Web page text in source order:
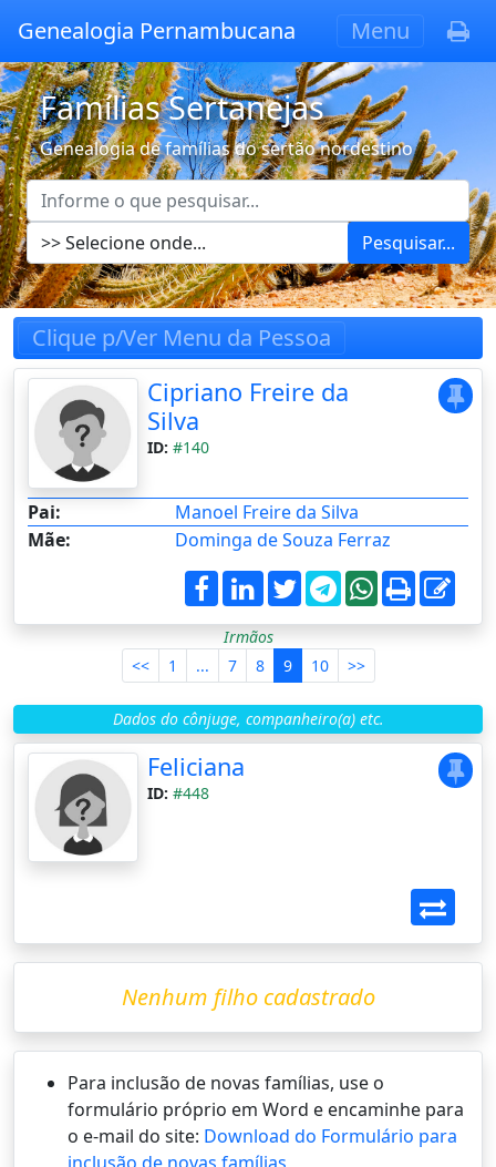
Genealogia Pernambucana Menu
Famílias Sertanejas
Genealogia de famílias do sertão nordestino
Pesquisar...
Clique p/Ver Menu da Pessoa
Cipriano Freire da
Silva
ID: #140
Pai:
Manoel Freire da Silva
Mãe:
Dominga de Souza Ferraz
Irmãos
<<
1 ... 7 8 9 10 >>
Dados do cônjuge, companheiro(a) etc.
Feliciana
ID: #448
Nenhum filho cadastrado
Para inclusão de novas famílias, use o
formulário próprio em Word e encaminhe para
o e-mail do site: Download do Formulário para